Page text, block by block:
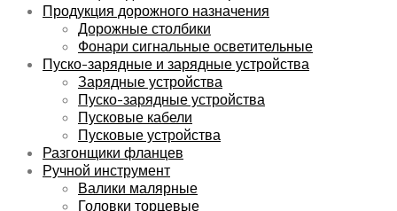
Продукция дорожного назначения
Дорожные столбики
Фонари сигнальные осветительные
Пуско-зарядные и зарядные устройства
Зарядные устройства
Пуско-зарядные устройства
Пусковые кабели
Пусковые устройства
Разгонщики фланцев
Ручной инструмент
Валики малярные
Головки торцевые